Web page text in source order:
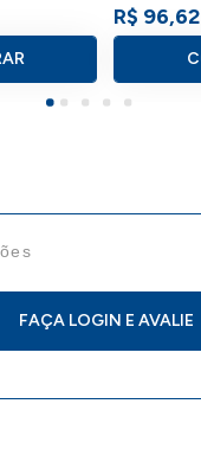
R$ 96,62
FAÇA LOGIN E AVALIE